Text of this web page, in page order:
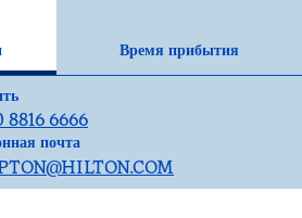
Время прибытия
8816 6666
почта
почтаZHAZX
@HILTON.COM